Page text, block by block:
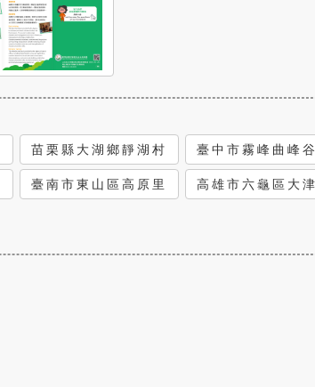
苗栗縣大湖鄉靜湖村 臺中市霧峰曲峰
臺南市東山區高原里 高雄市六龜區大